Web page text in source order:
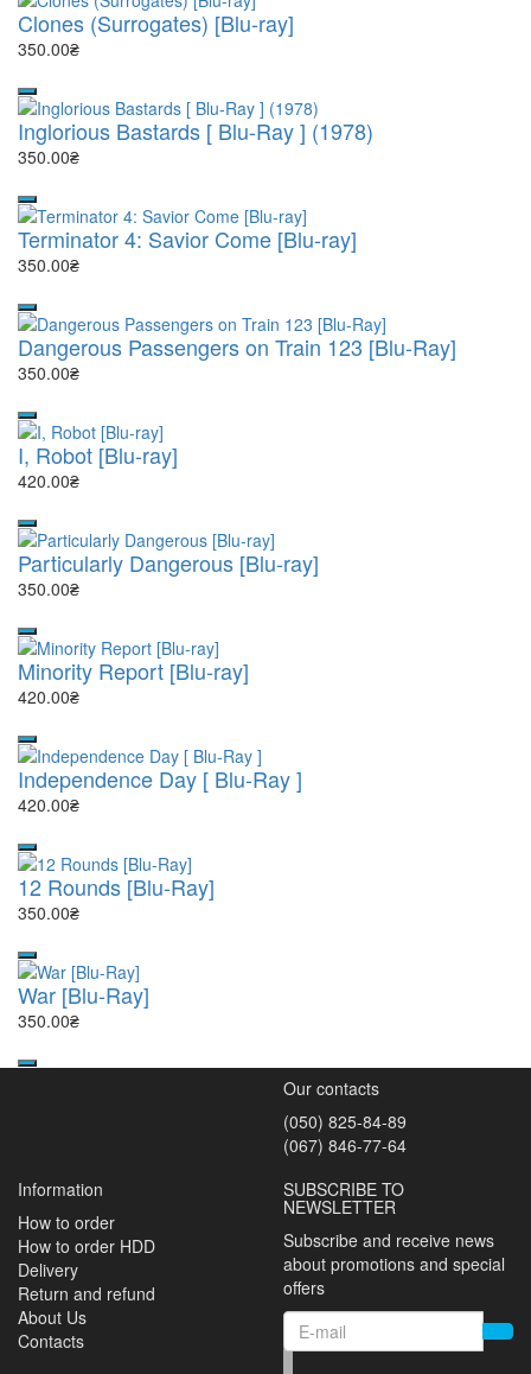
Clones (Surrogates) [Blu-ray]
350.00₴
Inglorious Bastards [ Blu-Ray ] (1978)
350.00₴
Terminator 4: Savior Come [Blu-ray]
350.00₴
Dangerous Passengers on Train 123 [Blu-Ray]
350.00₴
I, Robot [Blu-ray]
420.00₴
Particularly Dangerous [Blu-ray]
350.00₴
Minority Report [Blu-ray]
420.00₴
Independence Day [ Blu-Ray ]
420.00₴
12 Rounds [Blu-Ray]
350.00₴
War [Blu-Ray]
350.00₴
Our contacts
(050) 825-84-89
(067) 846-77-64
Information
How to order
How to order HDD
Delivery
Return and refund
About Us
Contacts
SUBSCRIBE TO
NEWSLETTER
Subscribe and receive news
about promotions and special
offers